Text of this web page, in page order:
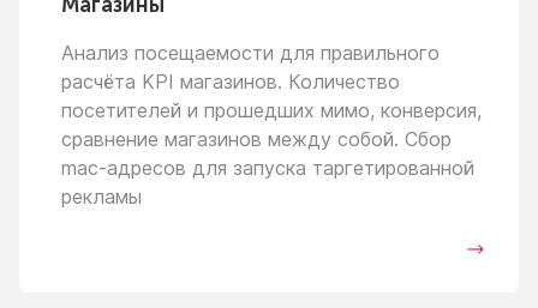
Анализ посещаемости для правильного
расчёта KPI магазинов. Количество
посетителей и прошедших мимо, конверсия,
сравнение магазинов между собой. Сбор
mac-адресов для запуска таргетированной
рекламы